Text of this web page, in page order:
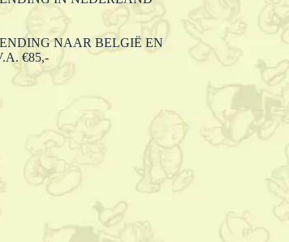
NAAR BELGIË EN
€85,-